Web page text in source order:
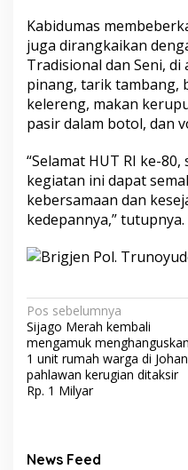
Kabidumas
juga dirangkaikan
Tradisional dan Seni,
pinang, tarik tambang,
kelereng, makan
pasir dalam botol, dan
“Selamat HUT RI ke-
kegiatan ini dapat
kebersamaan dan
kedepannya,” tutupnya.
Navigasi
pos
Pos sebelumnya
Sijago Merah kembali
mengamuk menghanguskan
1 unit rumah warga di Johan
pahlawan kerugian ditaksir
Rp. 1 Milyar
News Feed